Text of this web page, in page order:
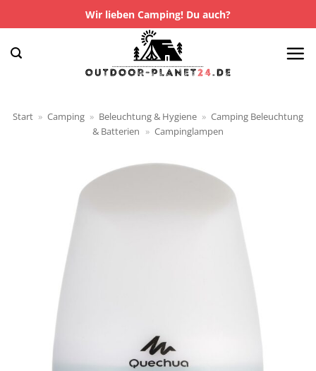
Inhalt
springen
Wir lieben Camping! Du auch?
Start » Camping » Beleuchtung & Hygiene » Camping Beleuchtung
& Batterien » Campinglampen